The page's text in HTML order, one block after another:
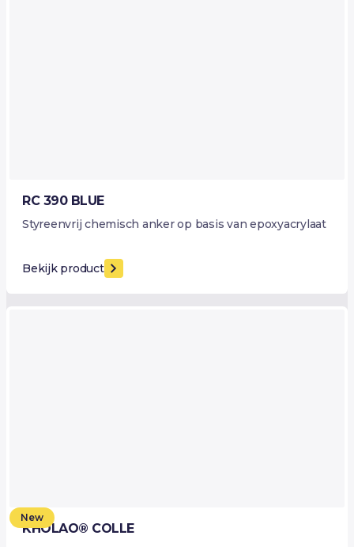
RC 390 BLUE
Styreenvrij chemisch anker op basis van epoxyacrylaat
Bekijk product
New
KHOLAO® COLLE